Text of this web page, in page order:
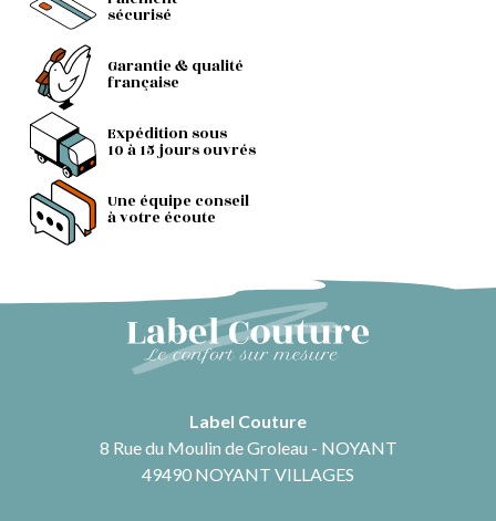
sécurisé
Garantie & qualité
française
Expédition sous
10 à 15 jours ouvrés
Une équipe conseil
à votre écoute
Label Couture
8 Rue du Moulin de Groleau - NOYANT
49490 NOYANT VILLAGES